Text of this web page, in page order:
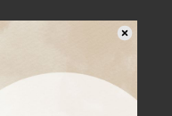
adicional